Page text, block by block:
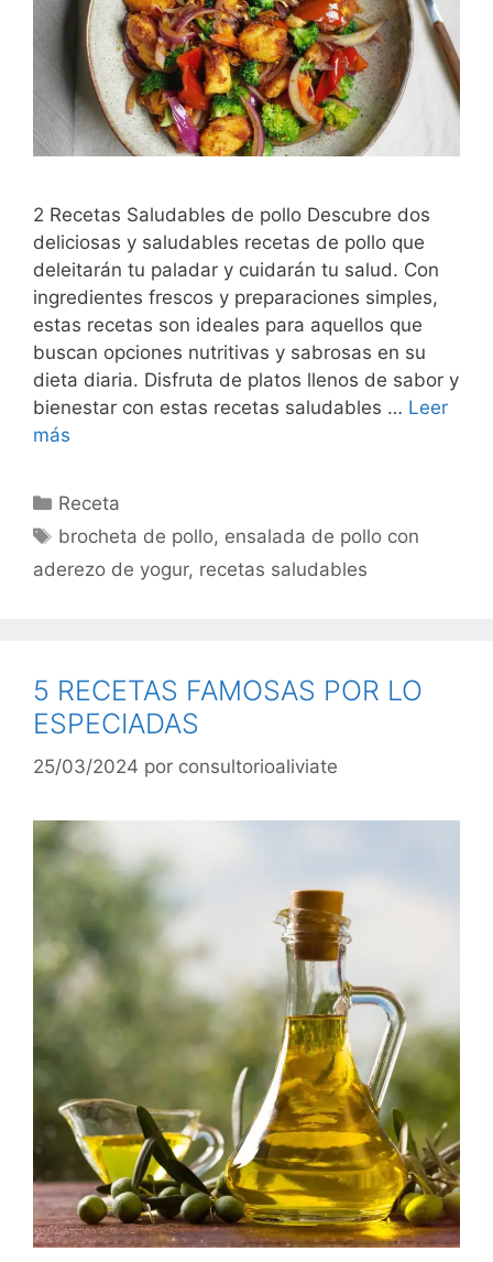
2 Recetas Saludables de pollo Descubre dos
deliciosas y saludables recetas de pollo que
deleitarán tu paladar y cuidarán tu salud. Con
ingredientes frescos y preparaciones simples,
estas recetas son ideales para aquellos que
buscan opciones nutritivas y sabrosas en su
dieta diaria. Disfruta de platos llenos de sabor y
bienestar con estas recetas saludables … Leer
más
Categorías
Receta
Etiquetas
brocheta de pollo, ensalada de pollo con
aderezo de yogur, recetas saludables
5 RECETAS FAMOSAS POR LO
ESPECIADAS
25/03/2024 por consultorioaliviate